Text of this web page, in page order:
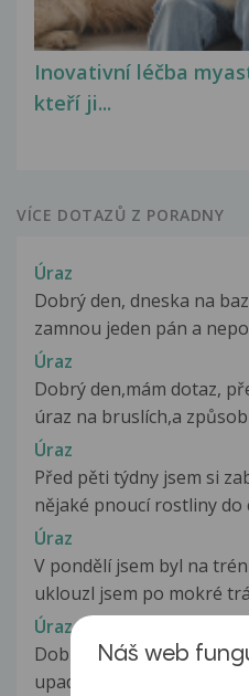
Inovativní léčba
kteří ji...
VÍCE DOTAZŮ Z PORADNY
Úraz
Dobrý den, dneska na
zamnou jeden pán a
Úraz
Dobrý den,mám dotaz,
úraz na bruslích,a
Úraz
Před pěti týdny jsem si
nějaké pnoucí rostliny do
Úraz
V pondělí jsem byl na
uklouzl jsem po mokré
Úraz
Dobrý den. Dne 5.4. jsem
upadl na záda a pravé
Náš web